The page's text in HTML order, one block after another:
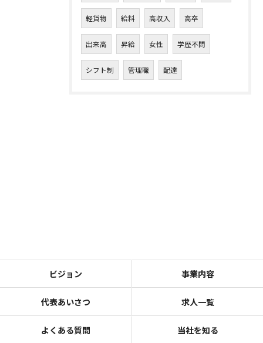
軽貨物 給料 高収入 高卒
出来高 昇給 女性 学歴不問
シフト制 管理職 配達
ビジョン 事業内容
代表あいさつ 求人一覧
よくある質問 当社を知る